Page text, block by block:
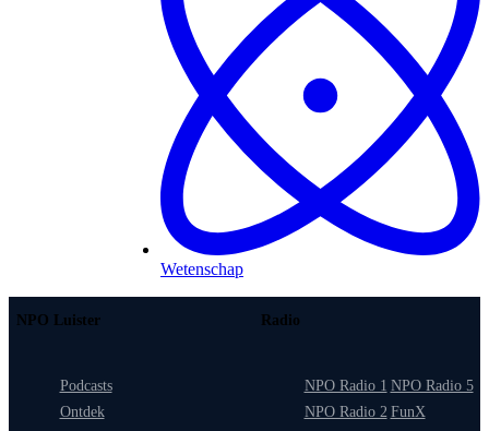
Wetenschap
NPO Luister
Podcasts
Ontdek
Radio
NPO Radio 1
NPO Radio 2
NPO Radio 5
FunX